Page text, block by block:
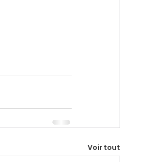
Voir tout